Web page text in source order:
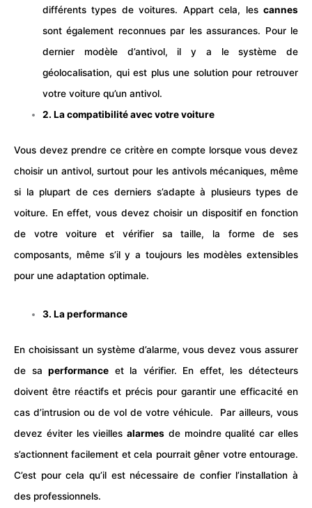
différents types de voitures. Appart cela, les cannes
sont également reconnues par les assurances. Pour le
dernier modèle d’antivol, il y a le système de
géolocalisation, qui est plus une solution pour retrouver
votre voiture qu’un antivol.
2. La compatibilité avec votre voiture
Vous devez prendre ce critère en compte lorsque vous devez
choisir un antivol, surtout pour les antivols mécaniques, même
si la plupart de ces derniers s’adapte à plusieurs types de
voiture. En effet, vous devez choisir un dispositif en fonction
de votre voiture et vérifier sa taille, la forme de ses
composants, même s’il y a toujours les modèles extensibles
pour une adaptation optimale.
3. La performance
En choisissant un système d’alarme, vous devez vous assurer
de saperformance et la vérifier. En effet, les détecteurs
doivent être réactifs et précis pour garantir une efficacité en
cas d’intrusion ou de vol de votre véhicule. Par ailleurs, vous
devez éviter les vieillesalarmes de moindre qualité car elles
s’actionnent facilement et cela pourrait gêner votre entourage.
C’est pour cela qu’il est nécessaire de confier l’installation à
des professionnels.